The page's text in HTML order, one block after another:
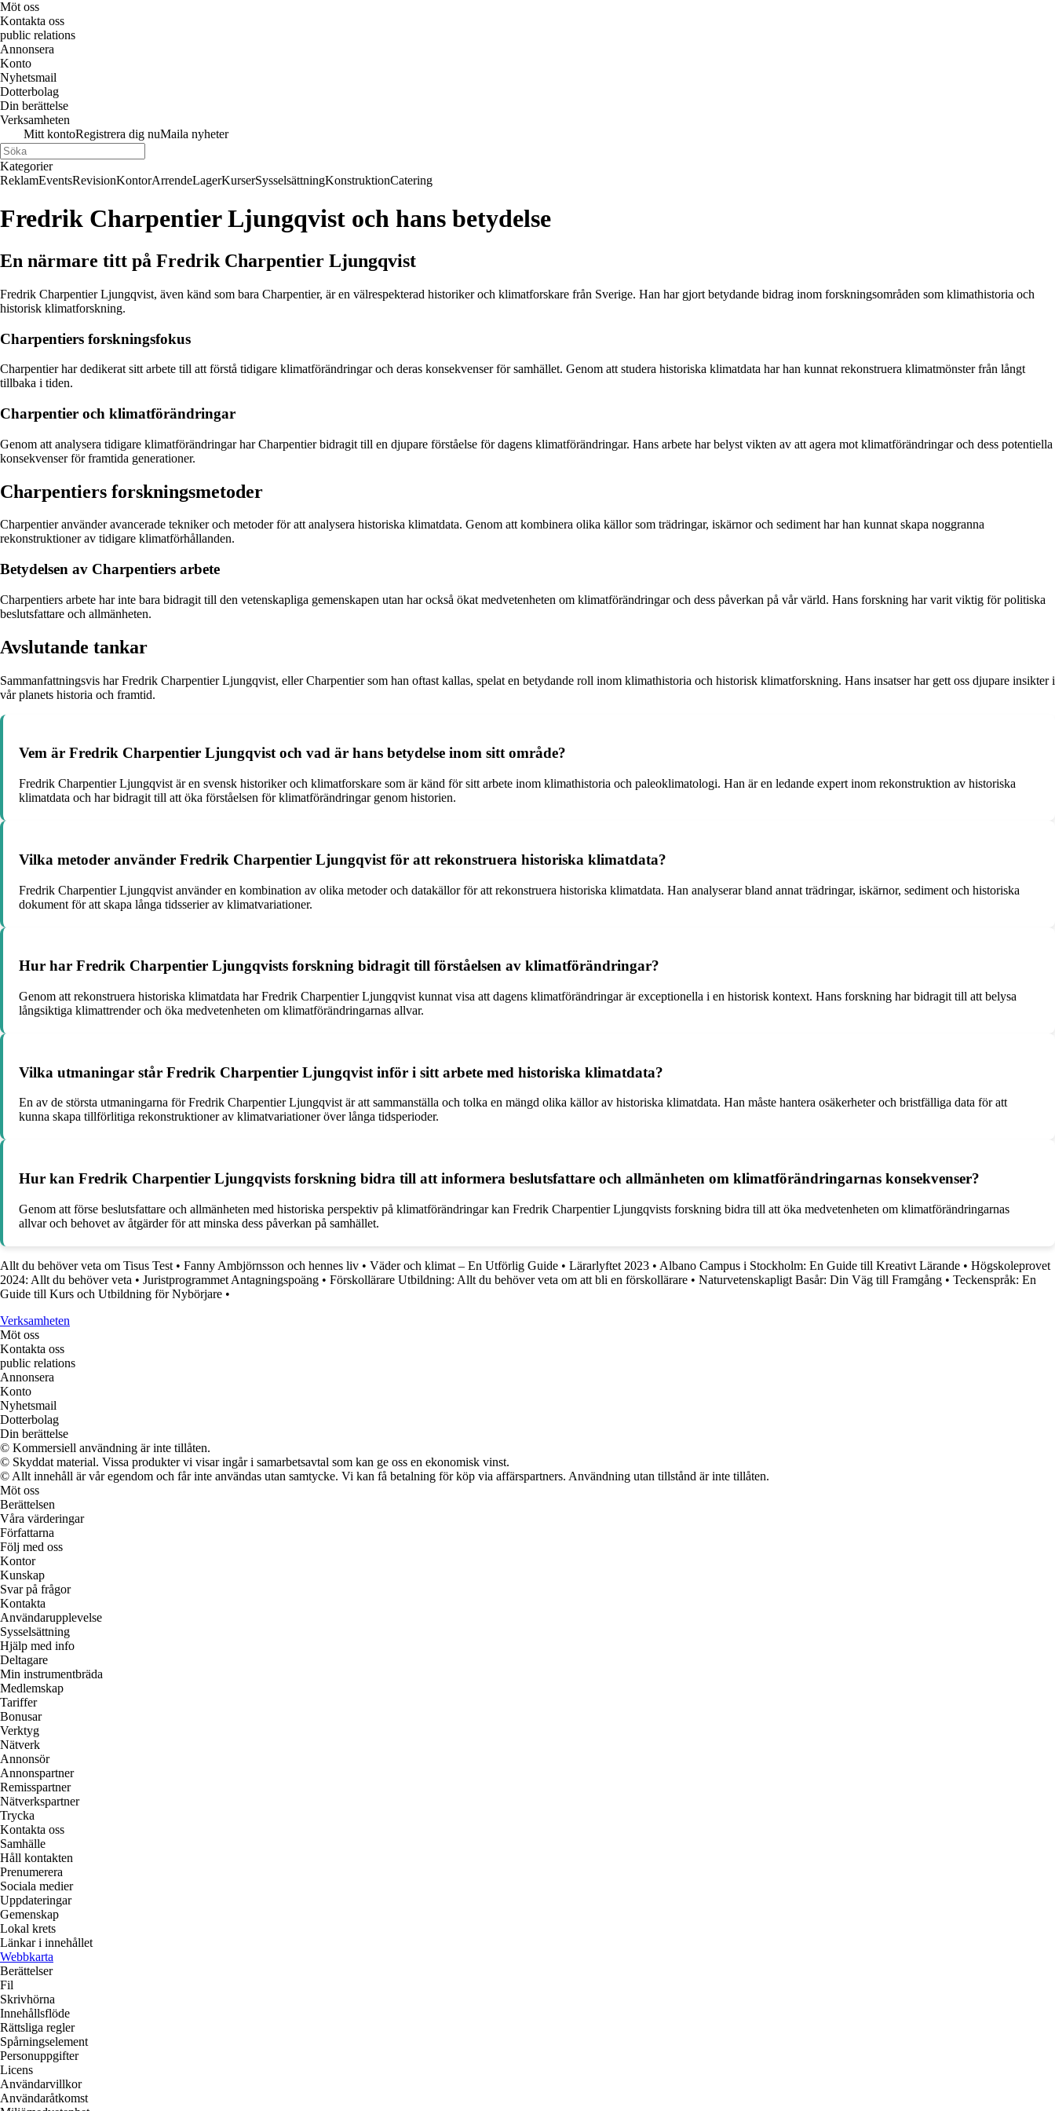
Möt oss
Kontakta oss
public relations
Annonsera
Konto
Nyhetsmail
Dotterbolag
Din berättelse
Verksamheten
Mitt kontoRegistrera dig nuMaila nyheter
Kategorier
ReklamEventsRevisionKontorArrendeLagerKurserSysselsättningKonstruktionCatering
Fredrik Charpentier Ljungqvist och hans betydelse
En närmare titt på Fredrik Charpentier Ljungqvist
Fredrik Charpentier Ljungqvist, även känd som bara Charpentier, är en välrespekterad historiker och klimatforskare från Sverige. Han har gjort betydande bidrag inom forskningsområden som klimathistoria och
historisk klimatforskning.
Charpentiers forskningsfokus
Charpentier har dedikerat sitt arbete till att förstå tidigare klimatförändringar och deras konsekvenser för samhället. Genom att studera historiska klimatdata har han kunnat rekonstruera klimatmönster från långt
tillbaka i tiden.
Charpentier och klimatförändringar
Genom att analysera tidigare klimatförändringar har Charpentier bidragit till en djupare förståelse för dagens klimatförändringar. Hans arbete har belyst vikten av att agera mot klimatförändringar och dess potentiella
konsekvenser för framtida generationer.
Charpentiers forskningsmetoder
Charpentier använder avancerade tekniker och metoder för att analysera historiska klimatdata. Genom att kombinera olika källor som trädringar, iskärnor och sediment har han kunnat skapa noggranna
rekonstruktioner av tidigare klimatförhållanden.
Betydelsen av Charpentiers arbete
Charpentiers arbete har inte bara bidragit till den vetenskapliga gemenskapen utan har också ökat medvetenheten om klimatförändringar och dess påverkan på vår värld. Hans forskning har varit viktig för politiska
beslutsfattare och allmänheten.
Avslutande tankar
Sammanfattningsvis har Fredrik Charpentier Ljungqvist, eller Charpentier som han oftast kallas, spelat en betydande roll inom klimathistoria och historisk klimatforskning. Hans insatser har gett oss djupare insikter i
vår planets historia och framtid.
Vem är Fredrik Charpentier Ljungqvist och vad är hans betydelse inom sitt område?
Fredrik Charpentier Ljungqvist är en svensk historiker och klimatforskare som är känd för sitt arbete inom klimathistoria och paleoklimatologi. Han är en ledande expert inom rekonstruktion av historiska
klimatdata och har bidragit till att öka förståelsen för klimatförändringar genom historien.
Vilka metoder använder Fredrik Charpentier Ljungqvist för att rekonstruera historiska klimatdata?
Fredrik Charpentier Ljungqvist använder en kombination av olika metoder och datakällor för att rekonstruera historiska klimatdata. Han analyserar bland annat trädringar, iskärnor, sediment och historiska
dokument för att skapa långa tidsserier av klimatvariationer.
Hur har Fredrik Charpentier Ljungqvists forskning bidragit till förståelsen av klimatförändringar?
Genom att rekonstruera historiska klimatdata har Fredrik Charpentier Ljungqvist kunnat visa att dagens klimatförändringar är exceptionella i en historisk kontext. Hans forskning har bidragit till att belysa
långsiktiga klimattrender och öka medvetenheten om klimatförändringarnas allvar.
Vilka utmaningar står Fredrik Charpentier Ljungqvist inför i sitt arbete med historiska klimatdata?
En av de största utmaningarna för Fredrik Charpentier Ljungqvist är att sammanställa och tolka en mängd olika källor av historiska klimatdata. Han måste hantera osäkerheter och bristfälliga data för att
kunna skapa tillförlitiga rekonstruktioner av klimatvariationer över långa tidsperioder.
Hur kan Fredrik Charpentier Ljungqvists forskning bidra till att informera beslutsfattare och allmänheten om klimatförändringarnas konsekvenser?
Genom att förse beslutsfattare och allmänheten med historiska perspektiv på klimatförändringar kan Fredrik Charpentier Ljungqvists forskning bidra till att öka medvetenheten om klimatförändringarnas
allvar och behovet av åtgärder för att minska dess påverkan på samhället.
Allt du behöver veta om Tisus Test • Fanny Ambjörnsson och hennes liv • Väder och klimat – En Utförlig Guide • Lärarlyftet 2023 • Albano Campus i Stockholm: En Guide till Kreativt Lärande • Högskoleprovet
2024: Allt du behöver veta • Juristprogrammet Antagningspoäng • Förskollärare Utbildning: Allt du behöver veta om att bli en förskollärare • Naturvetenskapligt Basår: Din Väg till Framgång • Teckenspråk: En
Guide till Kurs och Utbildning för Nybörjare •
Verksamheten
Möt oss
Kontakta oss
public relations
Annonsera
Konto
Nyhetsmail
Dotterbolag
Din berättelse
© Kommersiell användning är inte tillåten.
© Skyddat material. Vissa produkter vi visar ingår i samarbetsavtal som kan ge oss en ekonomisk vinst.
© Allt innehåll är vår egendom och får inte användas utan samtycke. Vi kan få betalning för köp via affärspartners. Användning utan tillstånd är inte tillåten.
Möt oss
Berättelsen
Våra värderingar
Författarna
Följ med oss
Kontor
Kunskap
Svar på frågor
Kontakta
Användarupplevelse
Sysselsättning
Hjälp med info
Deltagare
Min instrumentbräda
Medlemskap
Tariffer
Bonusar
Verktyg
Nätverk
Annonsör
Annonspartner
Remisspartner
Nätverkspartner
Trycka
Kontakta oss
Samhälle
Håll kontakten
Prenumerera
Sociala medier
Uppdateringar
Gemenskap
Lokal krets
Länkar i innehållet
Webbkarta
Berättelser
Fil
Skrivhörna
Innehållsflöde
Rättsliga regler
Spårningselement
Personuppgifter
Licens
Användarvillkor
Användaråtkomst